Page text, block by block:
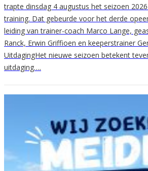
trapte dinsdag 4 augustus het seizoen
training. Dat gebeurde voor het derde
leiding van trainer-coach Marco Lange,
Ranck, Erwin Griffioen en keeperstrainer
UitdagingHet nieuwe seizoen betekent
uitdaging….